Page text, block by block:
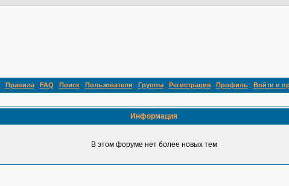
Правила FAQ Поиск Пользователи Группы Регистрация Профиль Войти и
Информация
В этом форуме нет более новых тем